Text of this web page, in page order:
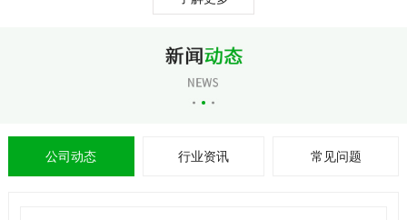
公司动态 行业资讯 常见问题